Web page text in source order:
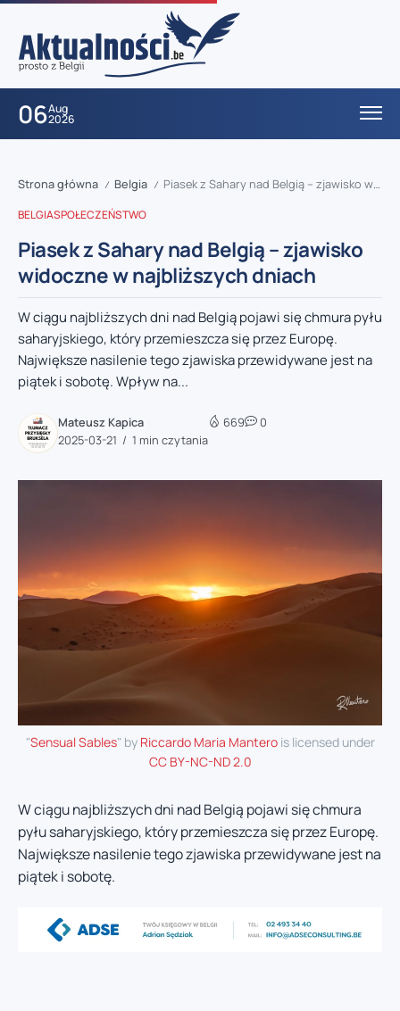
06Aug
2026
Strona główna / Belgia / Piasek z Sahary nad Belgią – zjawisko widoczne w najbliższych dniach
BELGIASPOŁECZEŃSTWO
Piasek z Sahary nad Belgią – zjawisko
widoczne w najbliższych dniach
W ciągu najbliższych dni nad Belgią pojawi się chmura pyłu
saharyjskiego, który przemieszcza się przez Europę.
Największe nasilenie tego zjawiska przewidywane jest na
piątek i sobotę. Wpływ na...
Mateusz Kapica
2025-03-21
1 min czytania
669 0
"Sensual Sables" by Riccardo Maria Manterois licensed under
CC BY-NC-ND 2.0
W ciągu najbliższych dni nad Belgią pojawi się chmura
pyłu saharyjskiego, który przemieszcza się przez Europę.
Największe nasilenie tego zjawiska przewidywane jest na
piątek i sobotę.